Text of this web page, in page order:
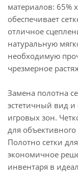
материалов: 65%
обеспечивает
отличное
натуральную
необходимую
чрезмерное
Замена полотна
эстетичный вид и
игровых зон.
для
Полотно сетки
экономичное
инвентаря в